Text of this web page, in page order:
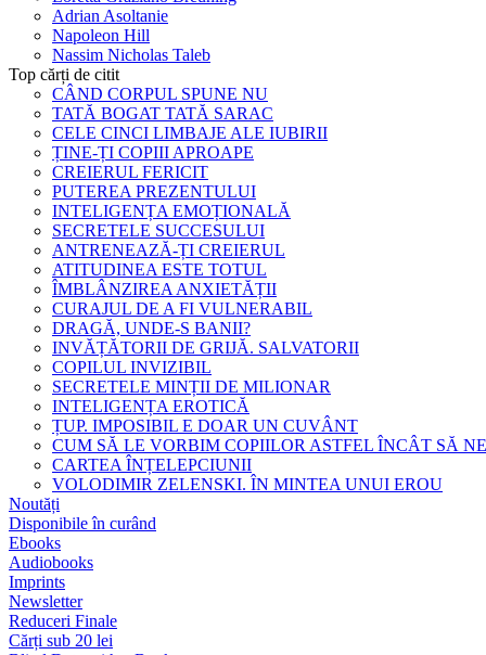
Adrian Asoltanie
Napoleon Hill
Nassim Nicholas Taleb
Top cărți de citit
CÂND CORPUL SPUNE NU
TATĂ BOGAT TATĂ SARAC
CELE CINCI LIMBAJE ALE IUBIRII
ȚINE-ȚI COPIII APROAPE
CREIERUL FERICIT
PUTEREA PREZENTULUI
INTELIGENȚA EMOȚIONALĂ
SECRETELE SUCCESULUI
ANTRENEAZĂ-ȚI CREIERUL
ATITUDINEA ESTE TOTUL
ÎMBLÂNZIREA ANXIETĂȚII
CURAJUL DE A FI VULNERABIL
DRAGĂ, UNDE-S BANII?
INVĂȚĂTORII DE GRIJĂ. SALVATORII
COPILUL INVIZIBIL
SECRETELE MINȚII DE MILIONAR
INTELIGENȚA EROTICĂ
ȚUP. IMPOSIBIL E DOAR UN CUVÂNT
CUM SĂ LE VORBIM COPIILOR ASTFEL ÎNCÂT SĂ
CARTEA ÎNȚELEPCIUNII
VOLODIMIR ZELENSKI. ÎN MINTEA UNUI EROU
Noutăți
Disponibile în curând
Ebooks
Audiobooks
Imprints
Newsletter
Reduceri Finale
Cărți sub 20 lei